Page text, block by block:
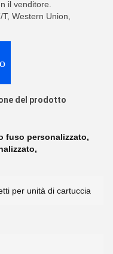
il venditore.
Western Union,
del prodotto
fuso personalizzato,
,
per unità di cartuccia